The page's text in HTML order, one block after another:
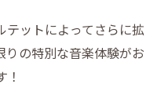
テットによってさらに拡
りの特別な音楽体験がお